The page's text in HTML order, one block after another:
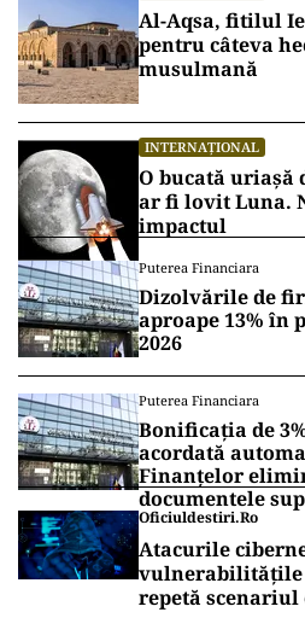
Al-Aqsa, fitilul
pentru câteva
musulmană
INTERNAȚIONAL
O bucată uriașă
ar fi lovit Luna.
impactul
Puterea Financiara
Dizolvările de
aproape 13% în
2026
Puterea Financiara
Bonificația de
acordată
Finanțelor
documentele
Oficiuldestiri.ro
Atacurile
vulnerabilitățile
repetă scenariul